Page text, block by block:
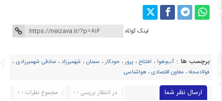
لینک کوتاه
برچسب ها : آب‌وهوا ، افتتاح ، پرور،خودکار، سمنان ، شهمیرزاد ، صادقی شهمیرزادی ،
فولادمحله، معاون اقتصادی، هواشناسی
ارسال نظر شما مجموع نظرات : 0
در انتظار بررسی : 0